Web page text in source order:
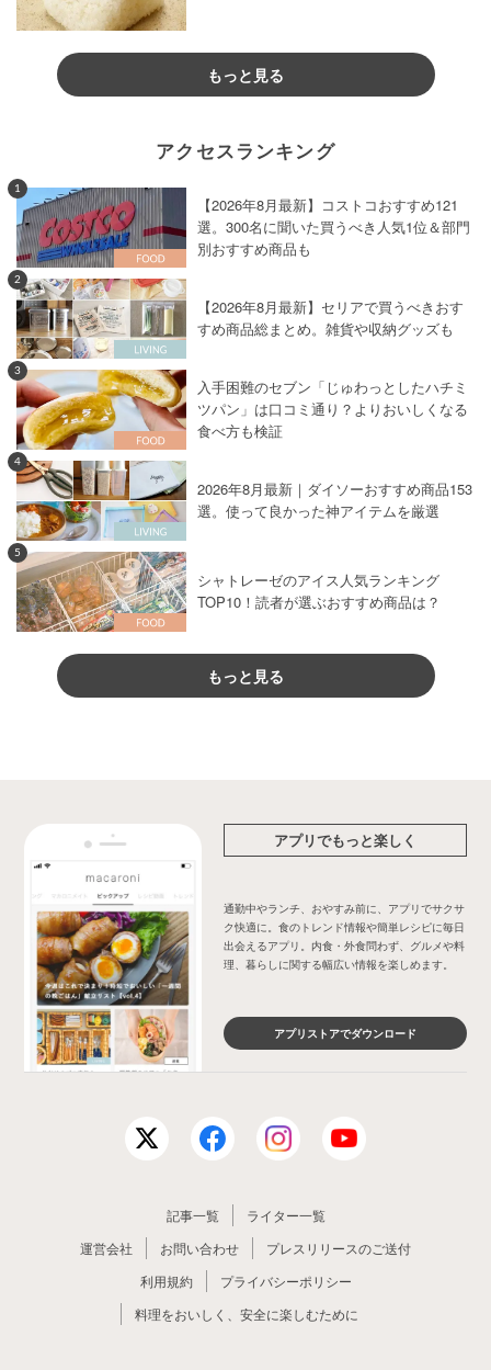
もっと見る
アクセスランキング
1
【2026年8月最新】コストコおすすめ121
選。300名に聞いた買うべき人気1位＆部門
別おすすめ商品も
2
【2026年8月最新】セリアで買うべきおす
すめ商品総まとめ。雑貨や収納グッズも
3
入手困難のセブン「じゅわっとしたハチミ
ツパン」は口コミ通り？よりおいしくなる
食べ方も検証
4
2026年8月最新｜ダイソーおすすめ商品153
選。使って良かった神アイテムを厳選
5
シャトレーゼのアイス人気ランキング
TOP10！読者が選ぶおすすめ商品は？
もっと見る
アプリでもっと楽しく
通勤中やランチ、おやすみ前に、アプリでサクサ
ク快適に。食のトレンド情報や簡単レシピに毎日
出会えるアプリ。内食・外食問わず、グルメや料
理、暮らしに関する幅広い情報を楽しめます。
アプリストアでダウンロード
記事一覧
ライター一覧
運営会社
お問い合わせ
プレスリリースのご送付
利用規約
プライバシーポリシー
料理をおいしく、安全に楽しむために